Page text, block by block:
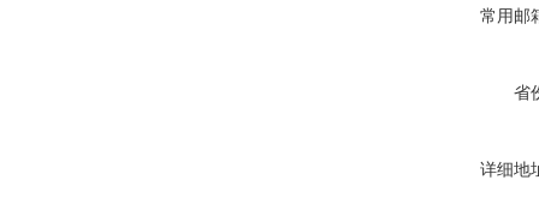
常用邮
省
详细地